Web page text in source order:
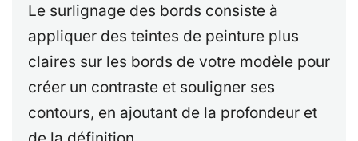
Le surlignage des bords consiste à
appliquer des teintes de peinture plus
claires sur les bords de votre modèle pour
créer un contraste et souligner ses
contours, en ajoutant de la profondeur et